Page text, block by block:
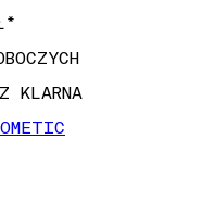
KLARNA